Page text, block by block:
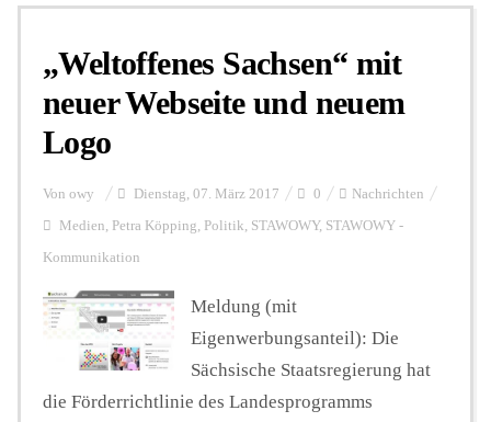
Personalien
FUNKTURM-Beiträge
Podcast
Seminare
„Weltoffenes Sachsen“ mit
neuer Webseite und neuem
Logo
Von owy Dienstag, 07. März 2017 0 Nachrichten
Medien, Petra Köpping, Politik, STAWOWY, STAWOWY -
Kommunikation
Meldung (mit
Eigenwerbungsanteil): Die
Sächsische Staatsregierung hat
die Förderrichtlinie des Landesprogramms